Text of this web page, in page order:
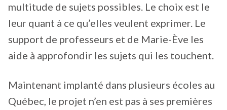
multitude de sujets possibles. Le choix est le
leur quant à ce qu’elles veulent exprimer. Le
support de professeurs et de Marie-Ève les
aide à approfondir les sujets qui les touchent.
Maintenant implanté dans plusieurs écoles au
Québec, le projet n’en est pas à ses premières